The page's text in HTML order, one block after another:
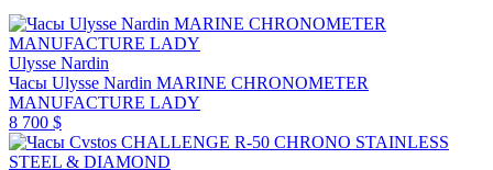
Ulysse Nardin
Часы Ulysse Nardin MARINE CHRONOMETER
MANUFACTURE LADY
8 700 $